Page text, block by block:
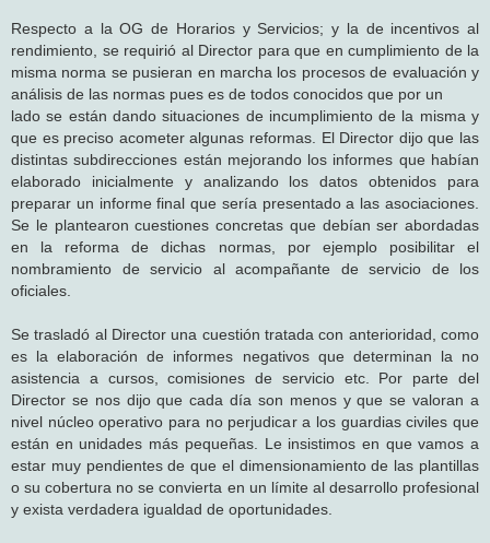
Respecto a la OG de Horarios y Servicios; y la de incentivos al
rendimiento, se requirió al Director para que en cumplimiento de la
misma norma se pusieran en marcha los procesos de evaluación y
análisis de las normas pues es de todos conocidos que por un
lado se están dando situaciones de incumplimiento de la misma y
que es preciso acometer algunas reformas. El Director dijo que las
distintas subdirecciones están mejorando los informes que habían
elaborado inicialmente y analizando los datos obtenidos para
preparar un informe final que sería presentado a las asociaciones.
Se le plantearon cuestiones concretas que debían ser abordadas
en la reforma de dichas normas, por ejemplo posibilitar el
nombramiento de servicio al acompañante de servicio de los
oficiales.
Se trasladó al Director una cuestión tratada con anterioridad, como
es la elaboración de informes negativos que determinan la no
asistencia a cursos, comisiones de servicio etc. Por parte del
Director se nos dijo que cada día son menos y que se valoran a
nivel núcleo operativo para no perjudicar a los guardias civiles que
están en unidades más pequeñas. Le insistimos en que vamos a
estar muy pendientes de que el dimensionamiento de las plantillas
o su cobertura no se convierta en un límite al desarrollo profesional
y exista verdadera igualdad de oportunidades.